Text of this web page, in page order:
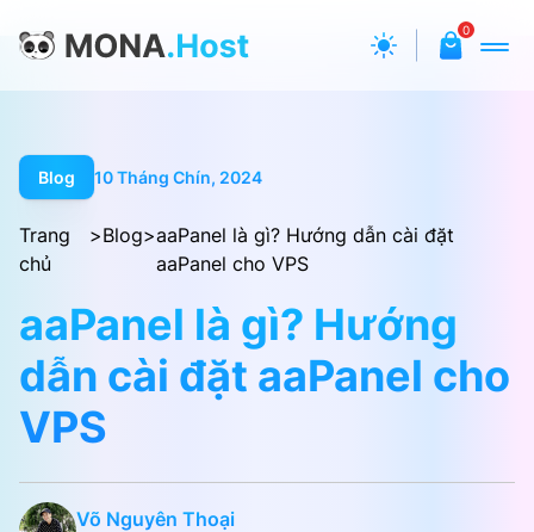
0
Blog 10 Tháng Chín, 2024
Trang
chủ
>Blog>aaPanel là gì? Hướng dẫn cài đặt
aaPanel cho VPS
aaPanel là gì? Hướng
dẫn cài đặt aaPanel cho
VPS
Võ Nguyên Thoại